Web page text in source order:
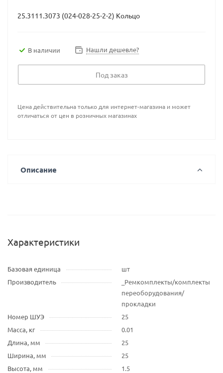
25.3111.3073 (024-028-25-2-2) Кольцо
В наличии Нашли дешевле?
Под заказ
Цена действительна только для интернет-магазина и может
отличаться от цен в розничных магазинах
Описание
Характеристики
Базовая единица
шт
Производитель
_Ремкомплекты/комплекты
переоборудования/
прокладки
Номер ШУЭ
25
Масса, кг
0.01
Длина, мм
25
Ширина, мм
25
Высота, мм
1.5